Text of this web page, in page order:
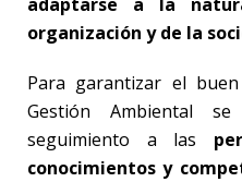
organización y de la
Para garantizar el
Gestión Ambiental
seguimiento a las
conocimientos y